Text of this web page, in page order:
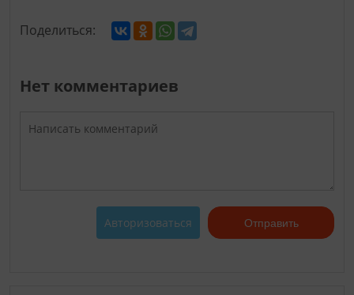
Поделиться:
Нет комментариев
Авторизоваться Отправить